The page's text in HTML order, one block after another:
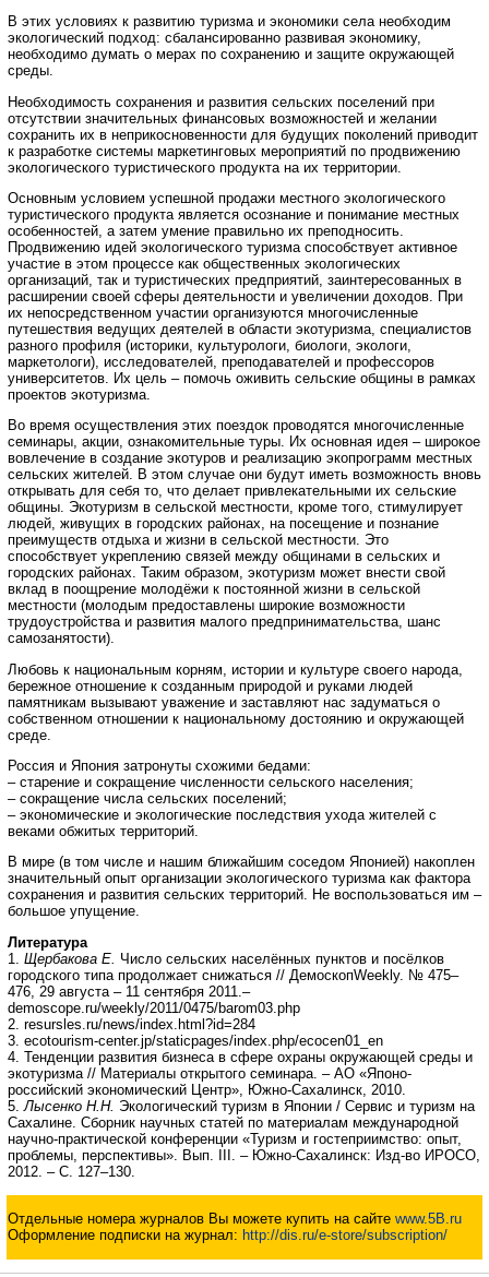
В этих условиях к развитию туризма и экономики села необходим
экологический подход: сбалансированно развивая экономику,
необходимо думать о мерах по сохранению и защите окружающей
среды.
Необходимость сохранения и развития сельских поселений при
отсутствии значительных финансовых возможностей и желании
сохранить их в неприкосновенности для будущих поколений приводит
к разработке системы маркетинговых мероприятий по продвижению
экологического туристического продукта на их территории.
Основным условием успешной продажи местного экологического
туристического продукта является осознание и понимание местных
особенностей, а затем умение правильно их преподносить.
Продвижению идей экологического туризма способствует активное
участие в этом процессе как общественных экологических
организаций, так и туристических предприятий, заинтересованных в
расширении своей сферы деятельности и увеличении доходов. При
их непосредственном участии организуются многочисленные
путешествия ведущих деятелей в области экотуризма, специалистов
разного профиля (историки, культурологи, биологи, экологи,
маркетологи), исследователей, преподавателей и профессоров
университетов. Их цель – помочь оживить сельские общины в рамках
проектов экотуризма.
Во время осуществления этих поездок проводятся многочисленные
семинары, акции, ознакомительные туры. Их основная идея – широкое
вовлечение в создание экотуров и реализацию экопрограмм местных
сельских жителей. В этом случае они будут иметь возможность вновь
открывать для себя то, что делает привлекательными их сельские
общины. Экотуризм в сельской местности, кроме того, стимулирует
людей, живущих в городских районах, на посещение и познание
преимуществ отдыха и жизни в сельской местности. Это
способствует укреплению связей между общинами в сельских и
городских районах. Таким образом, экотуризм может внести свой
вклад в поощрение молодёжи к постоянной жизни в сельской
местности (молодым предоставлены широкие возможности
трудоустройства и развития малого предпринимательства, шанс
самозанятости).
Любовь к национальным корням, истории и культуре своего народа,
бережное отношение к созданным природой и руками людей
памятникам вызывают уважение и заставляют нас задуматься о
собственном отношении к национальному достоянию и окружающей
среде.
Россия и Япония затронуты схожими бедами:
– старение и сокращение численности сельского населения;
– сокращение числа сельских поселений;
– экономические и экологические последствия ухода жителей с
веками обжитых территорий.
В мире (в том числе и нашим ближайшим соседом Японией) накоплен
значительный опыт организации экологического туризма как фактора
сохранения и развития сельских территорий. Не воспользоваться им –
большое упущение.
Литература
1. Щербакова Е. Число сельских населённых пунктов и посёлков
городского типа продолжает снижаться // ДемоскопWeekly. № 475–
476, 29 августа – 11 сентября 2011.–
demoscope.ru/weekly/2011/0475/barom03.php
2. resursles.ru/news/index.html?id=284
3. ecotourism-center.jp/staticpages/index.php/ecocen01_en
4. Тенденции развития бизнеса в сфере охраны окружающей среды и
экотуризма // Материалы открытого семинара. – АО «Японо-
российский экономический Центр», Южно-Сахалинск, 2010.
5. Лысенко Н.Н. Экологический туризм в Японии / Сервис и туризм на
Сахалине. Сборник научных статей по материалам международной
научно-практической конференции «Туризм и гостеприимство: опыт,
проблемы, перспективы». Вып. III. – Южно-Сахалинск: Изд-во ИРОСО,
2012. – С. 127–130.
Отдельные номера журналов Вы можете купить на сайте www.5B.ru
Оформление подписки на журнал: http://dis.ru/e-store/subscription/